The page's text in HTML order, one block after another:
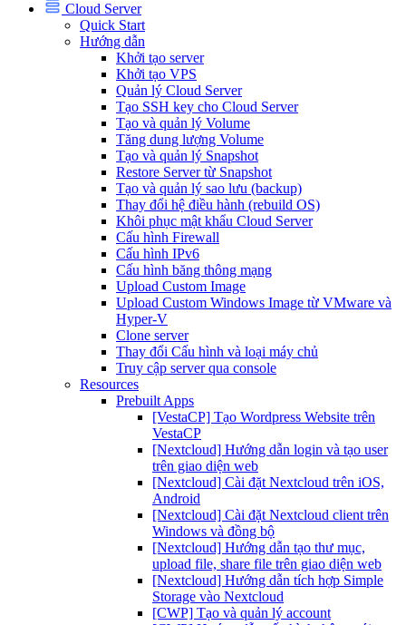
Cloud Server
Quick Start
Hướng dẫn
Khởi tạo server
Khởi tạo VPS
Quản lý Cloud Server
Tạo SSH key cho Cloud Server
Tạo và quản lý Volume
Tăng dung lượng Volume
Tạo và quản lý Snapshot
Restore Server từ Snapshot
Tạo và quản lý sao lưu (backup)
Thay đổi hệ điều hành (rebuild OS)
Khôi phục mật khẩu Cloud Server
Cấu hình Firewall
Cấu hình IPv6
Cấu hình băng thông mạng
Upload Custom Image
Upload Custom Windows Image từ VMware và
Hyper-V
Clone server
Thay đổi Cấu hình và loại máy chủ
Truy cập server qua console
Resources
Prebuilt Apps
[VestaCP] Tạo Wordpress Website trên
VestaCP
[Nextcloud] Hướng dẫn login và tạo user
trên giao diện web
[Nextcloud] Cài đặt Nextcloud trên iOS,
Android
[Nextcloud] Cài đặt Nextcloud client trên
Windows và đồng bộ
[Nextcloud] Hướng dẫn tạo thư mục,
upload file, share file trên giao diện web
[Nextcloud] Hướng dẫn tích hợp Simple
Storage vào Nextcloud
[CWP] Tạo và quản lý account